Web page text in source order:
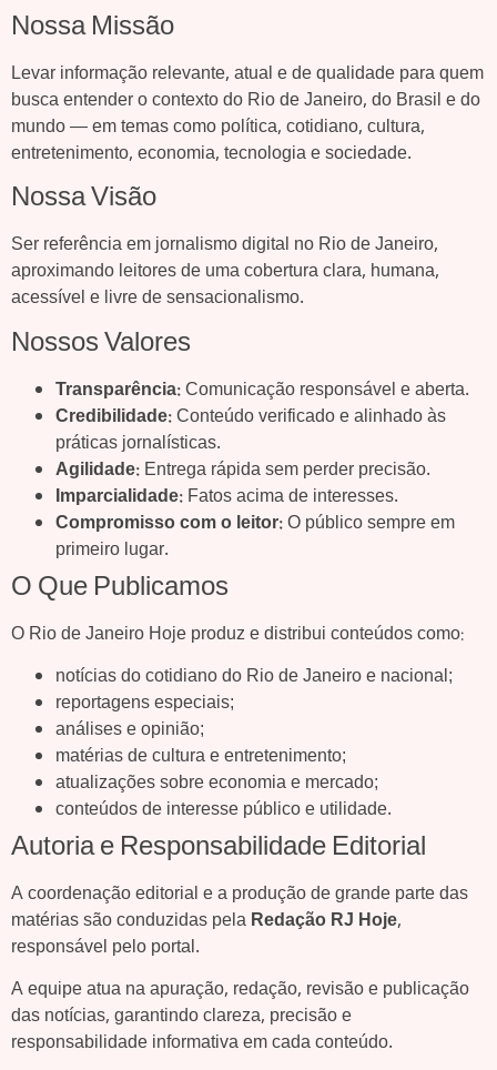
Nossa Missão
Levar informação relevante, atual e de qualidade para quem
busca entender o contexto do Rio de Janeiro, do Brasil e do
mundo — em temas como política, cotidiano, cultura,
entretenimento, economia, tecnologia e sociedade.
Nossa Visão
Ser referência em jornalismo digital no Rio de Janeiro,
aproximando leitores de uma cobertura clara, humana,
acessível e livre de sensacionalismo.
Nossos Valores
Transparência:Comunicação responsável e aberta.
Credibilidade:Conteúdo verificado e alinhado às
práticas jornalísticas.
Agilidade:Entrega rápida sem perder precisão.
Imparcialidade:Fatos acima de interesses.
Compromisso com o leitor:O público sempre em
primeiro lugar.
O Que Publicamos
O Rio de Janeiro Hoje produz e distribui conteúdos como:
notícias do cotidiano do Rio de Janeiro e nacional;
reportagens especiais;
análises e opinião;
matérias de cultura e entretenimento;
atualizações sobre economia e mercado;
conteúdos de interesse público e utilidade.
Autoria e Responsabilidade Editorial
A coordenação editorial e a produção de grande parte das
matérias são conduzidas pelaRedação RJ Hoje,
responsável pelo portal.
A equipe atua na apuração, redação, revisão e publicação
das notícias, garantindo clareza, precisão e
responsabilidade informativa em cada conteúdo.